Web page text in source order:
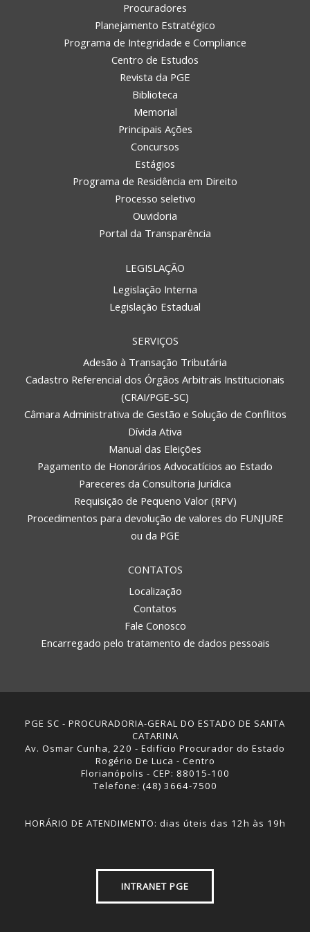
Procuradores
Planejamento Estratégico
Programa de Integridade e Compliance
Centro de Estudos
Revista da PGE
Biblioteca
Memorial
Principais Ações
Concursos
Estágios
Programa de Residência em Direito
Processo seletivo
Ouvidoria
Portal da Transparência
LEGISLAÇÃO
Legislação Interna
Legislação Estadual
SERVIÇOS
Adesão à Transação Tributária
Cadastro Referencial dos Órgãos Arbitrais Institucionais
(CRAI/PGE-SC)
Câmara Administrativa de Gestão e Solução de Conflitos
Dívida Ativa
Manual das Eleições
Pagamento de Honorários Advocatícios ao Estado
Pareceres da Consultoria Jurídica
Requisição de Pequeno Valor (RPV)
Procedimentos para devolução de valores do FUNJURE
ou da PGE
CONTATOS
Localização
Contatos
Fale Conosco
Encarregado pelo tratamento de dados pessoais
PGE SC - PROCURADORIA-GERAL DO ESTADO DE SANTA
CATARINA
Av. Osmar Cunha, 220 - Edifício Procurador do Estado
Rogério De Luca - Centro
Florianópolis - CEP: 88015-100
Telefone: (48) 3664-7500
HORÁRIO DE ATENDIMENTO: dias úteis das 12h às 19h
INTRANET PGE